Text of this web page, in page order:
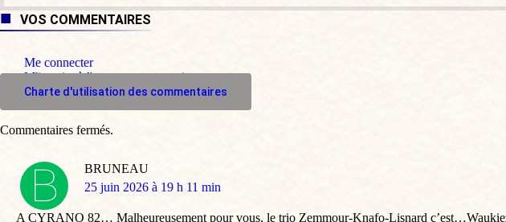
VOS COMMENTAIRES
Me connecter
M'inscrire à l'espace commentaire
Charte d'utilisation des commentaires
BRUNEAU
dit
25 juin 2026 à 19 h 11 min
A CYRANO 82… Malheureusement pour vous, le trio Zemmour-Knafo-Lisnard
Commentaires fermés.